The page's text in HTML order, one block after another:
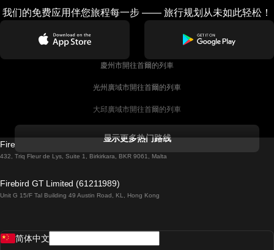
我们的免费应用伴您旅程每一步 —— 旅行规划从未如此轻松！
慶州市開往首爾的列車
光州廣域市開往首爾的列車
大邱廣域市開往首爾的列車
都柏林開往戈尔韦的列車
羅馬開往拿坡里的列車
显示更多热门路线
Firebird GT Limited (OC 1451)
432, Triq Fleur de Lys, Suite 1, Birkirkara, BKR 9061, Malta
Firebird GT Limited (61211989)
Unit G 15/F Tal Building 49 Austin Road, KL, Hong Kong
简体中文